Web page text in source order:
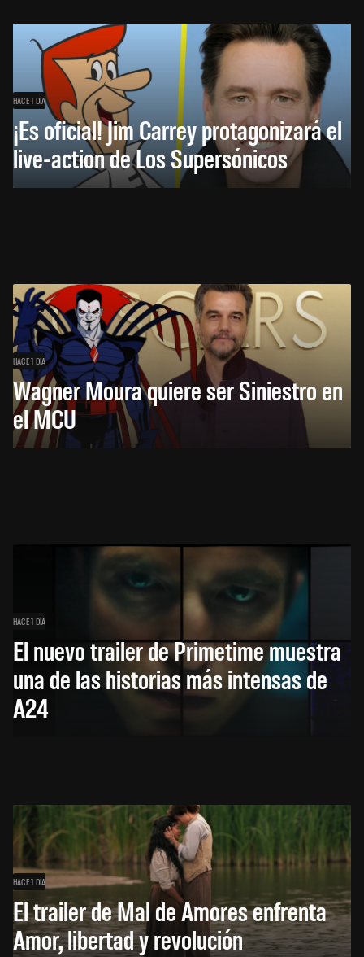
HACE 1 DÍA
¡Es oficial! Jim Carrey protagonizará el
live-action de Los Supersónicos
HACE 1 DÍA
Wagner Moura quiere ser Siniestro en
el MCU
HACE 1 DÍA
El nuevo trailer de Primetime muestra
una de las historias más intensas de
A24
HACE 1 DÍA
El trailer de Mal de Amores enfrenta
Amor, libertad y revolución